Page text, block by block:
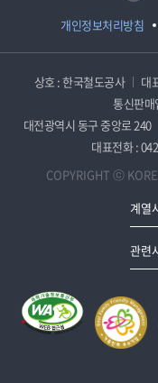
개인정보처리방침
상호 : 한국철도공사 대
통신판매
대전광역시 동구 중앙로 240
대표전화 :
COPYRIGHT ⓒ
계열
관련